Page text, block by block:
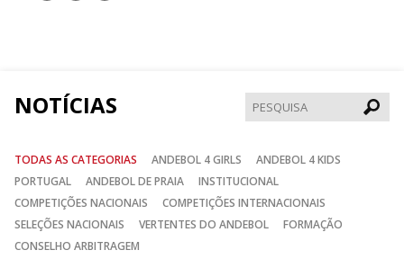
NOTÍCIAS
TODAS AS CATEGORIAS ANDEBOL 4 GIRLS
ANDEBOL 4 KIDS
PORTUGAL
ANDEBOL DE PRAIA
INSTITUCIONAL
COMPETIÇÕES NACIONAIS
COMPETIÇÕES INTERNACIONAIS
SELEÇÕES NACIONAIS
VERTENTES DO ANDEBOL
FORMAÇÃO
CONSELHO ARBITRAGEM